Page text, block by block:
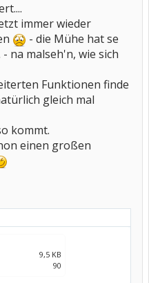
immer wieder
- die Mühe hat se
na malseh'n, wie sich
Funktionen finde
gleich mal
kommt.
einen großen
9,5 KB
90